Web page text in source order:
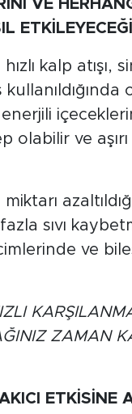
VE
kalp atışı,
olabilir ve
sıvı
ve
ZAMAN
ETKİSİNE